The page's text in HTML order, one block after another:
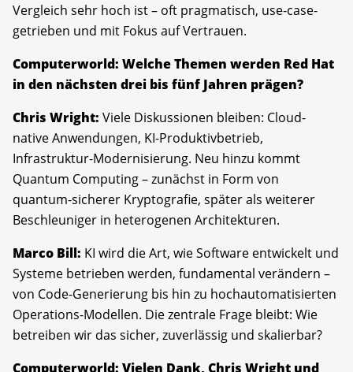
Vergleich sehr hoch ist – oft pragmatisch, use-case-
getrieben und mit Fokus auf Vertrauen.
Computerworld: Welche Themen werden Red Hat
in den nächsten drei bis fünf Jahren prägen?
Chris Wright: Viele Diskussionen bleiben: Cloud-
native Anwendungen, KI-Produktivbetrieb,
Infrastruktur-Modernisierung. Neu hinzu kommt
Quantum Computing – zunächst in Form von
quantum-sicherer Kryptografie, später als weiterer
Beschleuniger in heterogenen Architekturen.
Marco Bill: KI wird die Art, wie Software entwickelt und
Systeme betrieben werden, fundamental verändern –
von Code-Generierung bis hin zu hochautomatisierten
Operations-Modellen. Die zentrale Frage bleibt: Wie
betreiben wir das sicher, zuverlässig und skalierbar?
Computerworld: Vielen Dank, Chris Wright und